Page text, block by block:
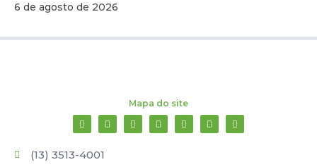
6 de agosto de 2026
Mapa do site
(13) 3513-4001